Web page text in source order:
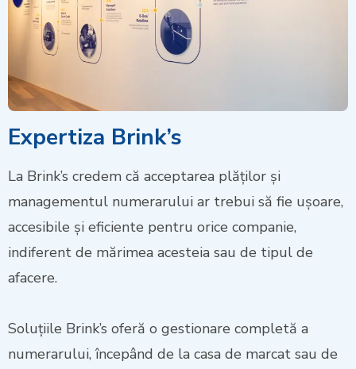
Expertiza Brink’s
La Brink’s credem că acceptarea plăților și
managementul numerarului ar trebui să fie ușoare,
accesibile și eficiente pentru orice companie,
indiferent de mărimea acesteia sau de tipul de
afacere.
Soluțiile Brink’s oferă o gestionare completă a
numerarului, începând de la casa de marcat sau de